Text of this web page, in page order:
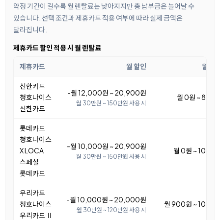
약정 기간이 길수록 월 렌탈료는 낮아지지만 총 납부금은 늘어날 수
있습니다. 선택 조건과 제휴카드 적용 여부에 따라 실제 금액은
달라집니다.
제휴카드 할인 적용 시 월 렌탈료
제휴카드 월 할인 월 렌
신한카드
청호나이스
신한카드
-월 12,000원 ~ 20,900원
월 30만원 ~ 150만원 사용 시
월 0원 ~
롯데카드
청호나이스
X LOCA
스페셜
롯데카드
-월 10,000원 ~ 20,900원
월 30만원 ~ 150만원 사용 시
월 0원 ~
우리카드
청호나이스
우리카드 Ⅱ
-월 10,000원 ~ 20,000원
월 30만원 ~ 120만원 사용 시
월 900원 ~